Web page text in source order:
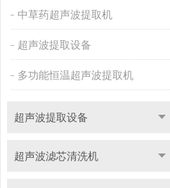
中草药超声波提取机
超声波提取设备
多功能恒温超声波提取机
超声波提取设备
超声波滤芯清洗机